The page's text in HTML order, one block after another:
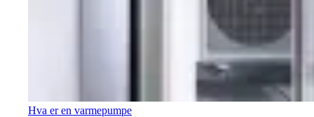
Hva er en varmepumpe